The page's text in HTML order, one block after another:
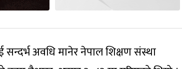
अवधि मानेर नेपाल शिक्षण संस्था